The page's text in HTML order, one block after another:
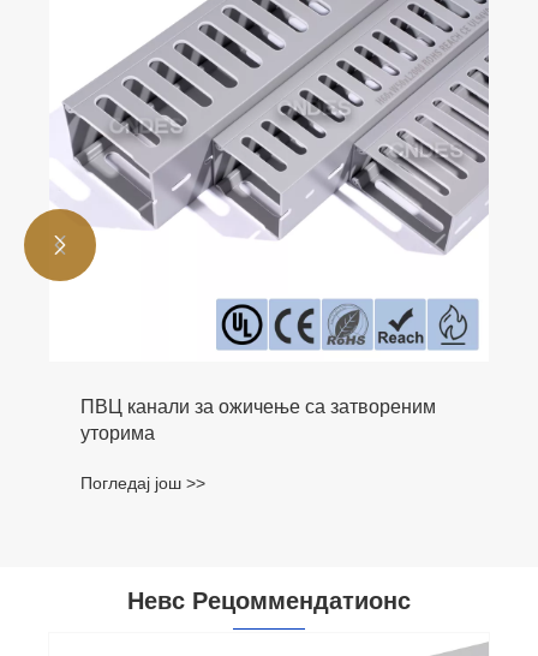
ПВЦ канали за ожичење са затвореним
уторима
Погледај још >>


Невс Рецоммендатионс